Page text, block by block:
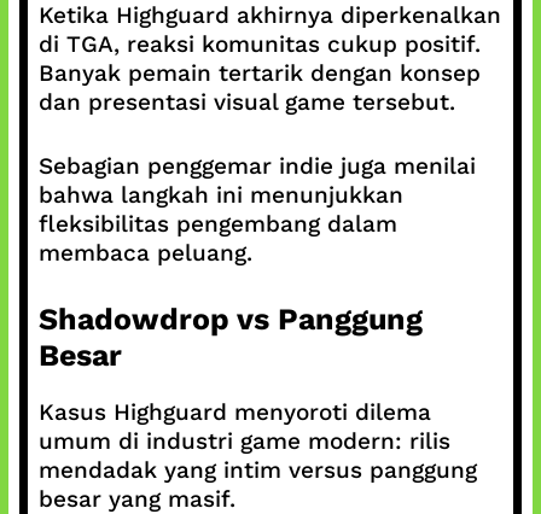
Ketika Highguard akhirnya diperkenalkan
di TGA, reaksi komunitas cukup positif.
Banyak pemain tertarik dengan konsep
dan presentasi visual game tersebut.
Sebagian penggemar indie juga menilai
bahwa langkah ini menunjukkan
fleksibilitas pengembang dalam
membaca peluang.
Shadowdrop vs Panggung
Besar
Kasus Highguard menyoroti dilema
umum di industri game modern: rilis
mendadak yang intim versus panggung
besar yang masif.